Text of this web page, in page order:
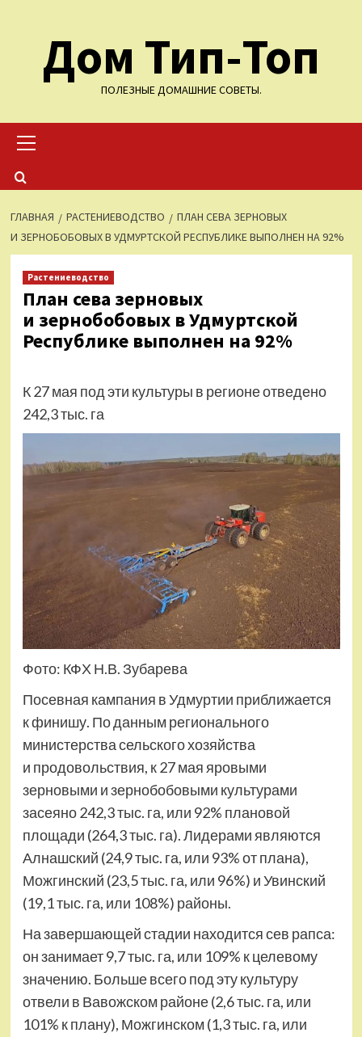
содержимомуДом Тип-Топ
ПОЛЕЗНЫЕ ДОМАШНИЕ СОВЕТЫ.
меню
ГЛАВНАЯ РАСТЕНИЕВОДСТВО
ПЛАН СЕВА ЗЕРНОВЫХ
И ЗЕРНОБОБОВЫХ В УДМУРТСКОЙ РЕСПУБЛИКЕ ВЫПОЛНЕН НА 92%
Растениеводство
План сева зерновых
и зернобобовых в Удмуртской
Республике выполнен на 92%
К 27 мая под эти культуры в регионе отведено
242,3 тыс. га
Фото: КФХ Н.В. Зубарева
Посевная кампания в Удмуртии приближается
к финишу. По данным регионального
министерства сельского хозяйства
и продовольствия, к 27 мая яровыми
зерновыми и зернобобовыми культурами
засеяно 242,3 тыс. га, или 92% плановой
площади (264,3 тыс. га). Лидерами являются
Алнашский (24,9 тыс. га, или 93% от плана),
Можгинский (23,5 тыс. га, или 96%) и Увинский
(19,1 тыс. га, или 108%) районы.
На завершающей стадии находится сев рапса:
он занимает 9,7 тыс. га, или 109% к целевому
значению. Больше всего под эту культуру
отвели в Вавожском районе (2,6 тыс. га, или
101% к плану), Можгинском (1,3 тыс. га, или